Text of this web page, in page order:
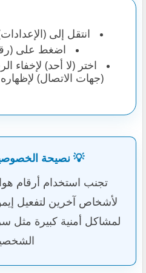
انتقل إلى
اضغط على
اختر (لا أحد) لإخفاء
(جهات الاتصال)
💡 نصيحة الخصوصية
تجنب استخدام أرقام
لأشخاص آخرين لتفعيل
لمشاكل أمنية كبيرة مثل